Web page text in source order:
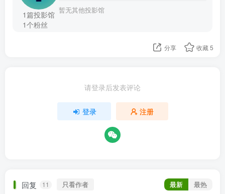
1篇投影馆
1个粉丝
暂无其他投影馆
分享 收藏5
请登录后发表评论
登录 注册
回复 11 只看作者 最新 最热